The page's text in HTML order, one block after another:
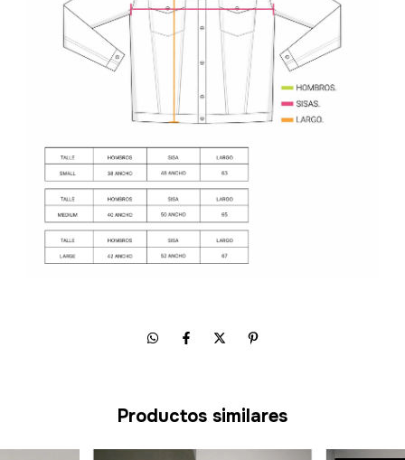
Productos similares